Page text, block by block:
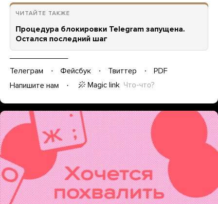
ЧИТАЙТЕ ТАКЖЕ
Процедура блокировки Telegram запущена.
Остался последний шаг
Телеграм Фейсбук Твиттер
PDF
Напишите нам
Magic link Что-что?